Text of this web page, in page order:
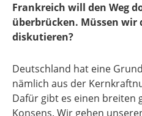
Frankreich will den Weg
überbrücken. Müssen wir
diskutieren?
Deutschland hat eine
nämlich aus der
Dafür gibt es einen breiten
Konsens. Wir gehen